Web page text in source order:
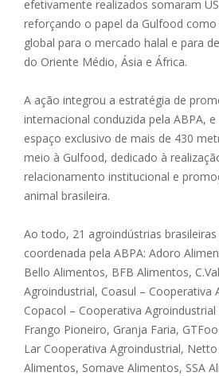
efetivamente realizados somaram
reforçando o papel da Gulfood como
global para o mercado halal e para
do Oriente Médio, Ásia e África.
A ação integrou a estratégia de
internacional conduzida pela ABPA,
espaço exclusivo de mais de 430
meio à Gulfood, dedicado à
relacionamento institucional e
animal brasileira.
Ao todo, 21 agroindústrias
coordenada pela ABPA: Adoro
Bello Alimentos, BFB Alimentos,
Agroindustrial, Coasul – Cooperativa
Copacol – Cooperativa
Frango Pioneiro, Granja Faria,
Lar Cooperativa Agroindustrial,
Alimentos, Somave Alimentos, SSA